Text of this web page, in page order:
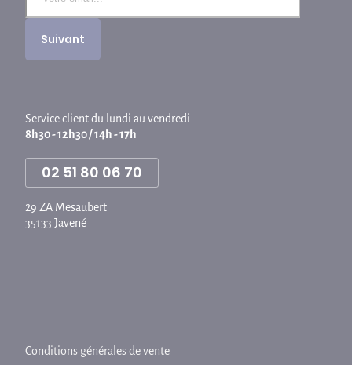
Service client du lundi au vendredi :
8h30 - 12h30 / 14h - 17h
02 51 80 06 70
29 ZA Mesaubert
35133 Javené
Conditions générales de vente